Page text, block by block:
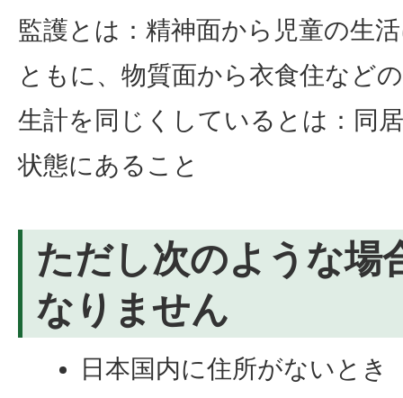
監護とは：精神面から児童の生
ともに、物質面から衣食住など
生計を同じくしているとは：同
状態にあること
ただし次のような場
なりません
日本国内に住所がないとき